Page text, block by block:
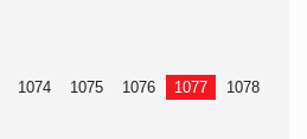
1074 1075 1076 1077
1078